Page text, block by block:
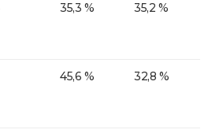
35,3 % 35,2 %
45,6 % 32,8 %